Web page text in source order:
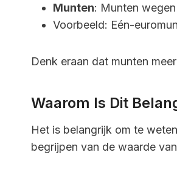
Munten: Munten
Voorbeeld: Eén-
Denk eraan dat munten
Waarom Is Dit
Het is belangrijk om te
begrijpen van de waarde